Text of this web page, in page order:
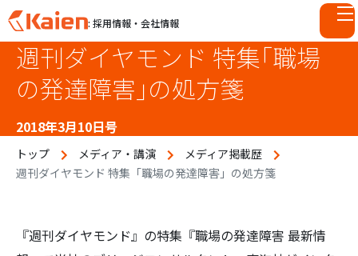
: 採用情報・会社情報
週刊ダイヤモンド 特集「職場
の発達障害」の処方箋
2018年3月10日号
トップ メディア・講演
メディア掲載歴
週刊ダイヤモンド 特集「職場の発達障害」の処方箋
『週刊ダイヤモンド』の特集『職場の発達障害 最新情